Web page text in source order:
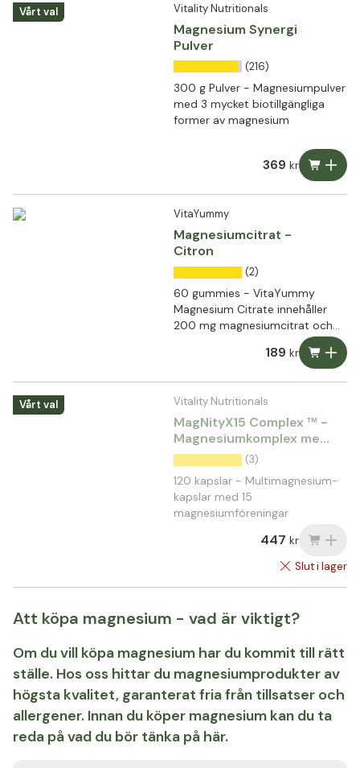
Vårt val Vitality Nutritionals
Magnesium Synergi
Pulver
(216)
300 g Pulver - Magnesiumpulver
med 3 mycket biotillgängliga
former av magnesium
369 kr
VitaYummy
Magnesiumcitrat -
Citron
(2)
60 gummies - VitaYummy
Magnesium Citrate innehåller
200 mg magnesiumcitrat och
har en utsökt smak av citron.
189 kr
Vårt val Vitality Nutritionals
MagNityX15 Complex ™ -
Magnesiumkomplex med
15 föreningar
(3)
120 kapslar - Multimagnesium-
kapslar med 15
magnesiumföreningar
447 kr
Slut i lager
Att köpa magnesium - vad är viktigt?
Om du vill köpa magnesium har du kommit till rätt
ställe. Hos oss hittar du magnesiumprodukter av
högsta kvalitet, garanterat fria från tillsatser och
allergener. Innan du köper magnesium kan du ta
reda på vad du bör tänka på här.